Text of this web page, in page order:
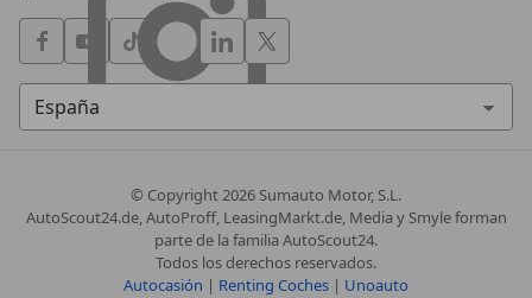
© Copyright2026 Sumauto Motor, S.L.
AutoScout24.de, AutoProff, LeasingMarkt.de, Media y Smyle forman
parte de la familia AutoScout24.
Todos los derechos reservados.
Autocasión | Renting Coches | Unoauto